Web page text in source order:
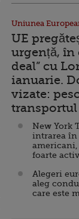
Uniunea
UE
urgență, în
deal” cu
ianuarie.
vizate:
New York
intrarea în
foarte
Alegeri
aleg
care este